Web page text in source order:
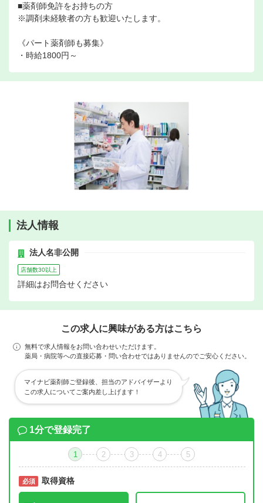
■薬剤師免許をお持ちの方
※調剤未経験者の方も歓迎いたします。
《パート薬剤師も募集》
・時給1800円～
法人情報
法人名非公開
店舗数30以上
詳細はお問合せください
この求人に興味がある方はこちら
無料で求人情報をお問い合わせいただけます。
薬局・病院等への直接応募・問い合わせではありませんのでご安心ください。
マイナビ薬剤師ご登録後、担当のアドバイザーより
この求人についてご案内差し上げます！
1分で登録完了
1 2 3 4 5
必須 取得資格